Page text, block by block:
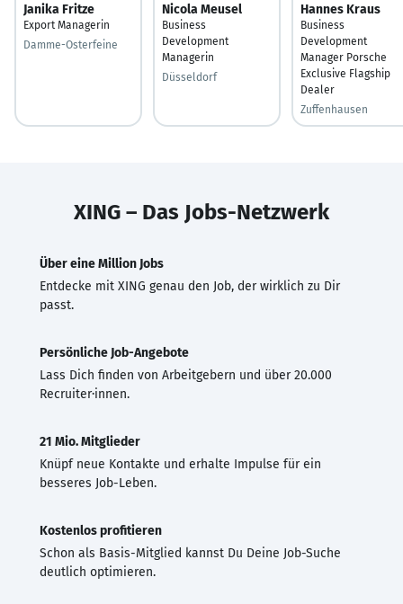
Janika Fritze
Export Managerin
Damme-Osterfeine
Nicola Meusel
Business
Development
Managerin
Düsseldorf
Hannes Kraus
Business
Development
Manager Porsche
Exclusive Flagship
Dealer
Zuffenhausen
XING – Das Jobs-Netzwerk
Über eine Million Jobs
Entdecke mit XING genau den Job, der wirklich zu Dir
passt.
Persönliche Job-Angebote
Lass Dich finden von Arbeitgebern und über 20.000
Recruiter·innen.
21 Mio. Mitglieder
Knüpf neue Kontakte und erhalte Impulse für ein
besseres Job-Leben.
Kostenlos profitieren
Schon als Basis-Mitglied kannst Du Deine Job-Suche
deutlich optimieren.